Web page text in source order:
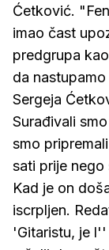
Ćetković.
imao čast
predgrupa
da
Sergeja
Surađivali
smo
sati prije nego
Kad je on
iscrpljen.
'Gitaristu, je